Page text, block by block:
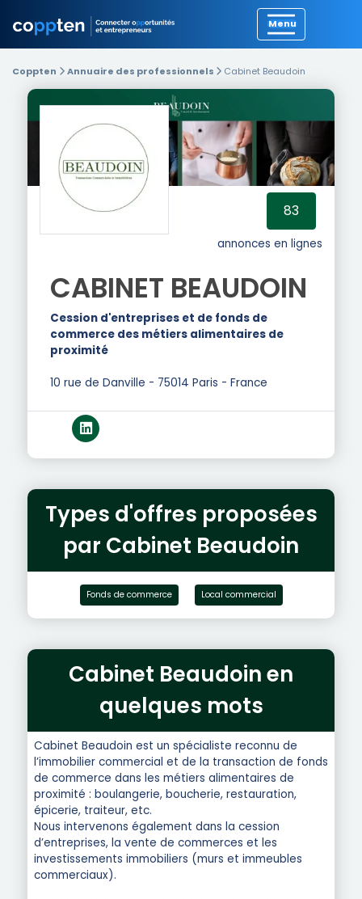
Coppten Annuaire des professionnels Cabinet Beaudoin
83
annonces en lignes
CABINET BEAUDOIN
Cession d'entreprises et de fonds de
commerce des métiers alimentaires de
proximité
10 rue de Danville - 75014 Paris - France
Types d'offres proposées
par Cabinet Beaudoin
Fonds de commerce Local commercial
Cabinet Beaudoin en
quelques mots
Cabinet Beaudoin est un spécialiste reconnu de
l’immobilier commercial et de la transaction de fonds
de commerce dans les métiers alimentaires de
proximité : boulangerie, boucherie, restauration,
épicerie, traiteur, etc.
Nous intervenons également dans la cession
d’entreprises, la vente de commerces et les
investissements immobiliers (murs et immeubles
commerciaux).